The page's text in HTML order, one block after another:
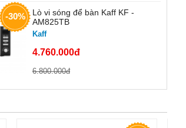
-30%
Lò vi sóng để bàn Kaff KF -
AM825TB
Kaff
4.760.000đ
6.800.000đ